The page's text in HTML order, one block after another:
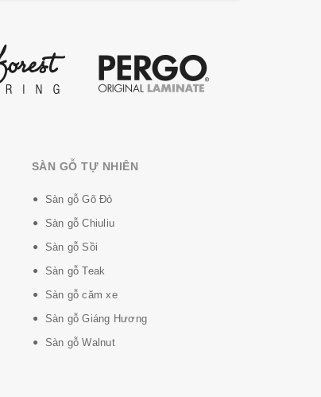
SÀN GỖ TỰ NHIÊN
Sàn gỗ Gõ Đỏ
Sàn gỗ Chiuliu
Sàn gỗ Sồi
Sàn gỗ Teak
Sàn gỗ căm xe
Sàn gỗ Giáng Hương
Sàn gỗ Walnut